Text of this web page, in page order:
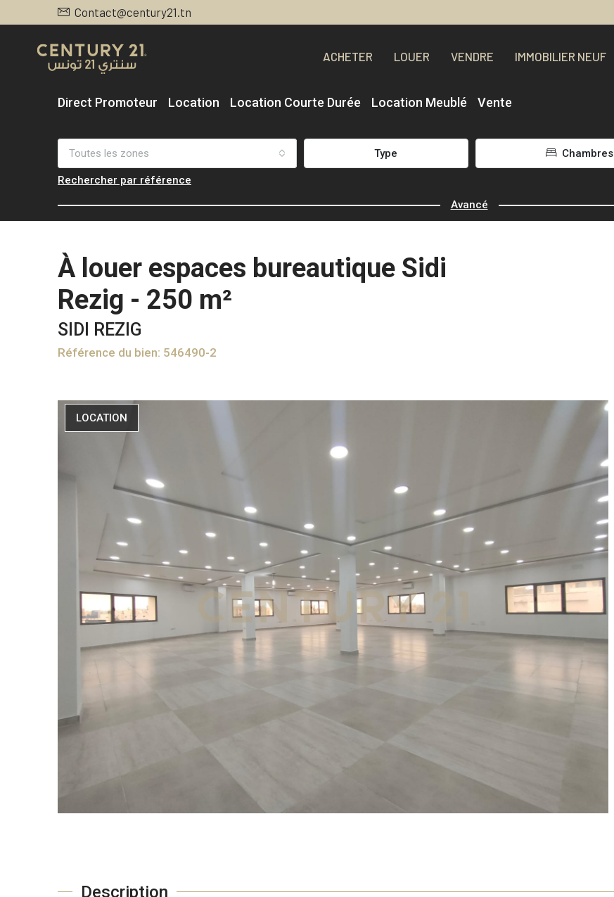
Contact@century21.tn
ACHETER LOUER VENDRE IMMOBILIER NEUF
Direct Promoteur Location Location Courte Durée Location Meublé Vente
Toutes les zones Type Chambres
Rechercher par référence
Avancé
À louer espaces bureautique Sidi
Rezig - 250 m²
SIDI REZIG
Référence du bien: 546490-2
LOCATION
Description